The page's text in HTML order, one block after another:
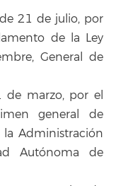
21 de julio, por
de la Ley
General de
marzo, por el
general de
la Administración
Autónoma de